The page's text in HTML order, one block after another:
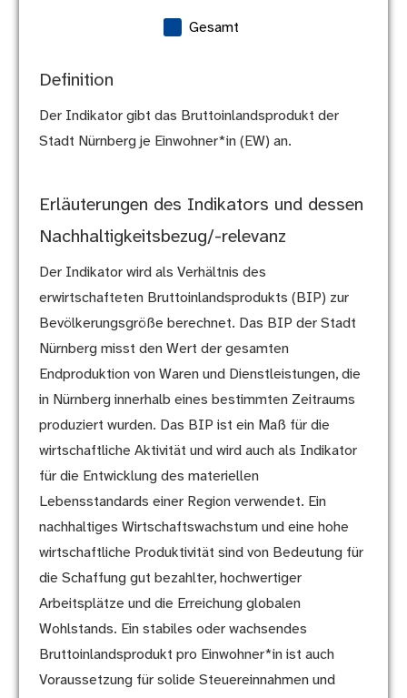
Gesamt
Definition
Der Indikator gibt das Bruttoinlandsprodukt der
Stadt Nürnberg je Einwohner*in (EW) an.
Erläuterungen des Indikators und dessen
Nachhaltigkeitsbezug/-relevanz
Der Indikator wird als Verhältnis des
erwirtschafteten Bruttoinlandsprodukts (BIP) zur
Bevölkerungsgröße berechnet. Das BIP der Stadt
Nürnberg misst den Wert der gesamten
Endproduktion von Waren und Dienstleistungen, die
in Nürnberg innerhalb eines bestimmten Zeitraums
produziert wurden. Das BIP ist ein Maß für die
wirtschaftliche Aktivität und wird auch als Indikator
für die Entwicklung des materiellen
Lebensstandards einer Region verwendet. Ein
nachhaltiges Wirtschaftswachstum und eine hohe
wirtschaftliche Produktivität sind von Bedeutung für
die Schaffung gut bezahlter, hochwertiger
Arbeitsplätze und die Erreichung globalen
Wohlstands. Ein stabiles oder wachsendes
Bruttoinlandsprodukt pro Einwohner*in ist auch
Voraussetzung für solide Steuereinnahmen und